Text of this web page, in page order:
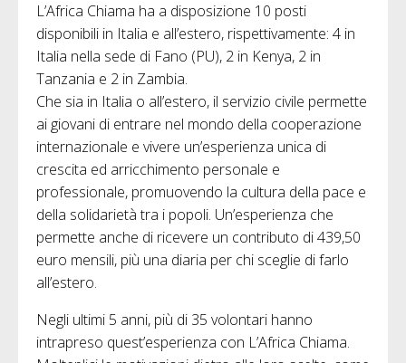
L’Africa Chiama ha a disposizione 10 posti
disponibili in Italia e all’estero, rispettivamente: 4 in
Italia nella sede di Fano (PU), 2 in Kenya, 2 in
Tanzania e 2 in Zambia.
Che sia in Italia o all’estero, il servizio civile permette
ai giovani di entrare nel mondo della cooperazione
internazionale e vivere un’esperienza unica di
crescita ed arricchimento personale e
professionale, promuovendo la cultura della pace e
della solidarietà tra i popoli. Un’esperienza che
permette anche di ricevere un contributo di 439,50
euro mensili, più una diaria per chi sceglie di farlo
all’estero.
Negli ultimi 5 anni, più di 35 volontari hanno
intrapreso quest’esperienza con L’Africa Chiama.